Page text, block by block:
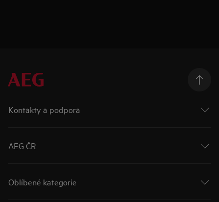
Kontakty a podpora
AEG ČR
Oblíbené kategorie